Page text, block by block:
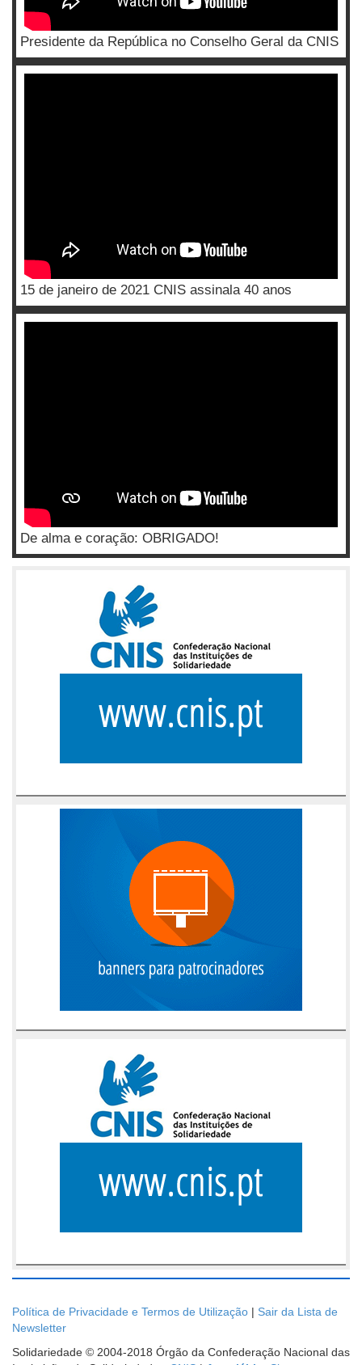
Presidente da República no Conselho Geral da CNIS
15 de janeiro de 2021 CNIS assinala 40 anos
De alma e coração: OBRIGADO!
Política de Privacidade e Termos de Utilização | Sair da Lista de
Newsletter
Solidariedade © 2004-2018 Órgão da Confederação Nacional das